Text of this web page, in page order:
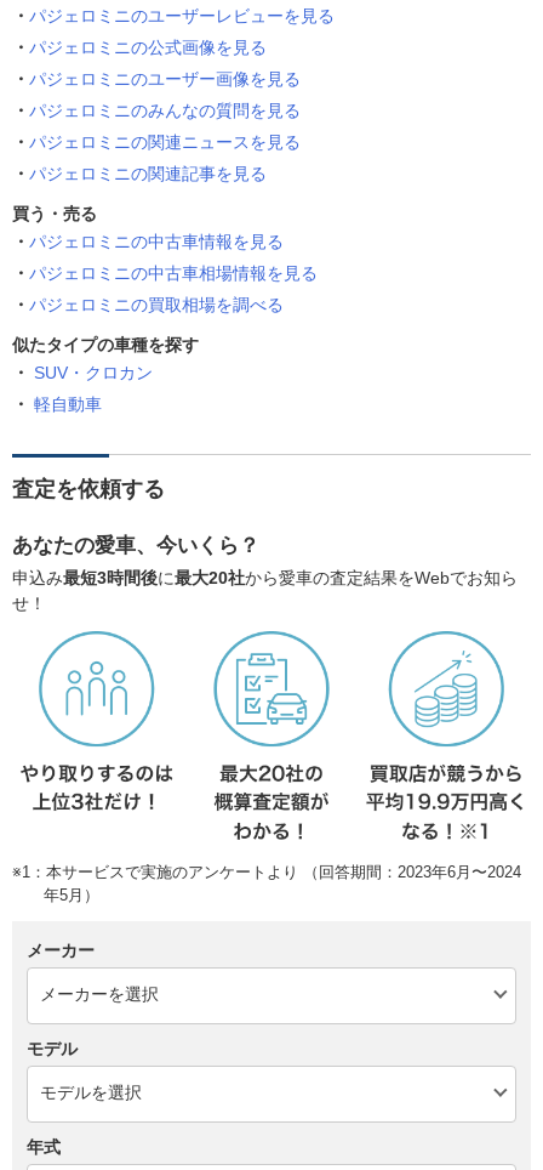
パジェロミニのユーザーレビューを見る
パジェロミニの公式画像を見る
パジェロミニのユーザー画像を見る
パジェロミニのみんなの質問を見る
パジェロミニの関連ニュースを見る
パジェロミニの関連記事を見る
買う・売る
パジェロミニの中古車情報を見る
パジェロミニの中古車相場情報を見る
パジェロミニの買取相場を調べる
似たタイプの車種を探す
SUV・クロカン
軽自動車
査定を依頼する
あなたの愛車、今いくら？
申込み最短3時間後に最大20社から愛車の査定結果をWebでお知ら
せ！
※1：本サービスで実施のアンケートより （回答期間：2023年6月〜2024
年5月）
メーカー
モデル
年式